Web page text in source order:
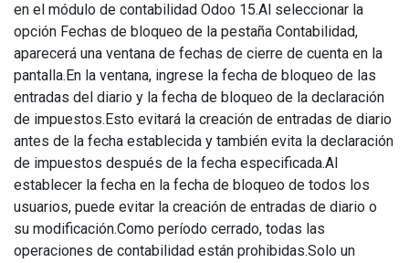
en el módulo de contabilidad Odoo 15.Al seleccionar la
opción Fechas de bloqueo de la pestaña Contabilidad,
aparecerá una ventana de fechas de cierre de cuenta en la
pantalla.En la ventana, ingrese la fecha de bloqueo de las
entradas del diario y la fecha de bloqueo de la declaración
de impuestos.Esto evitará la creación de entradas de diario
antes de la fecha establecida y también evita la declaración
de impuestos después de la fecha especificada.Al
establecer la fecha en la fecha de bloqueo de todos los
usuarios, puede evitar la creación de entradas de diario o
su modificación.Como período cerrado, todas las
operaciones de contabilidad están prohibidas.Solo un